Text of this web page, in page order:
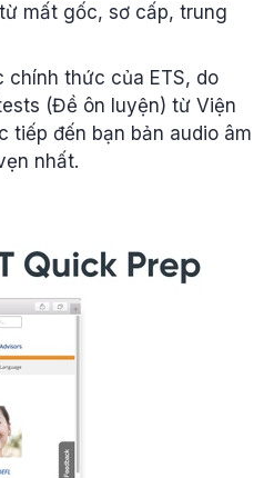
mất gốc, sơ cấp, trung
chính thức của ETS, do
(Đề ôn luyện) từ Viện
tiếp đến bạn bản audio âm
nhất.